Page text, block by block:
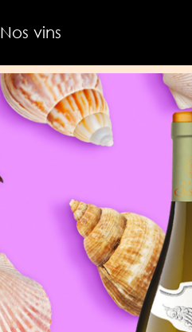
Nos vins